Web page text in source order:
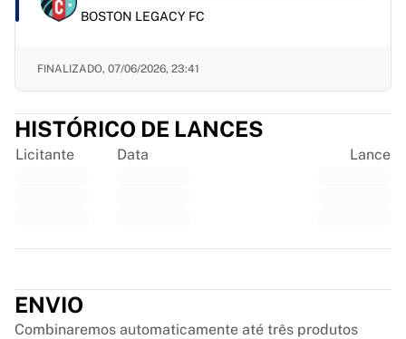
West Indies
Hóquei no gelo
Aalborg Pirates
Tre Kronor
NHL Alumni
Ver tudo de hóquei no gelo
Como funciona
Autenticação da camisa
Minha coleção
BOSTON LEGACY FC
FINALIZADO, 07/06/2026, 23:41
HISTÓRICO DE LANCES
Licitante Data Lance
ENVIO
Combinaremos automaticamente até três produtos